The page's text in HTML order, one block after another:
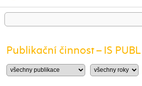
Publikační činnost – IS PUBL